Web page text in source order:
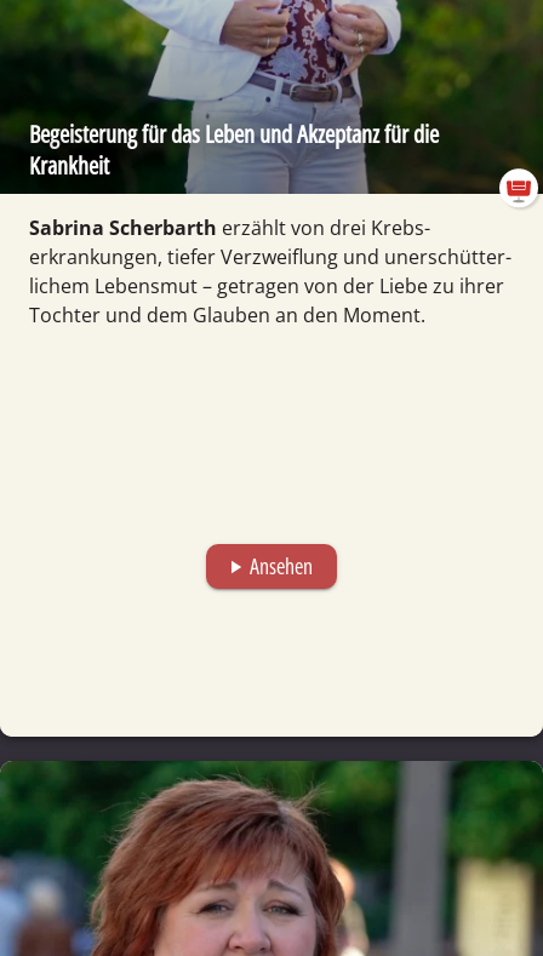
Begeisterung für das Leben und Akzeptanz für die
Krankheit
Sabrina Scherbarth erzählt von drei Krebs­
erkrankungen, tiefer Verzweiflung und unerschütter­
lichem Lebens­mut – getragen von der Liebe zu ihrer
Tochter und dem Glauben an den Moment.
play_arrow Ansehen